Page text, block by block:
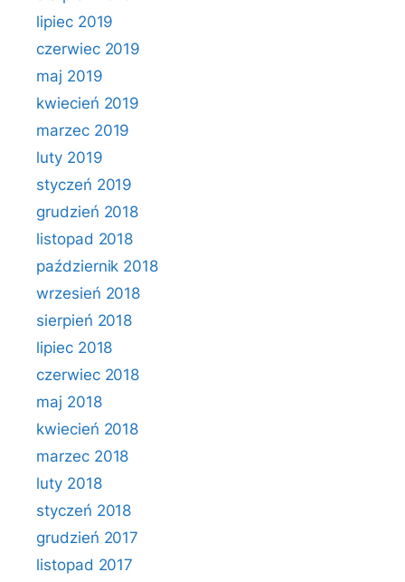
lipiec 2019
czerwiec 2019
maj 2019
kwiecień 2019
marzec 2019
luty 2019
styczeń 2019
grudzień 2018
listopad 2018
październik 2018
wrzesień 2018
sierpień 2018
lipiec 2018
czerwiec 2018
maj 2018
kwiecień 2018
marzec 2018
luty 2018
styczeń 2018
grudzień 2017
listopad 2017